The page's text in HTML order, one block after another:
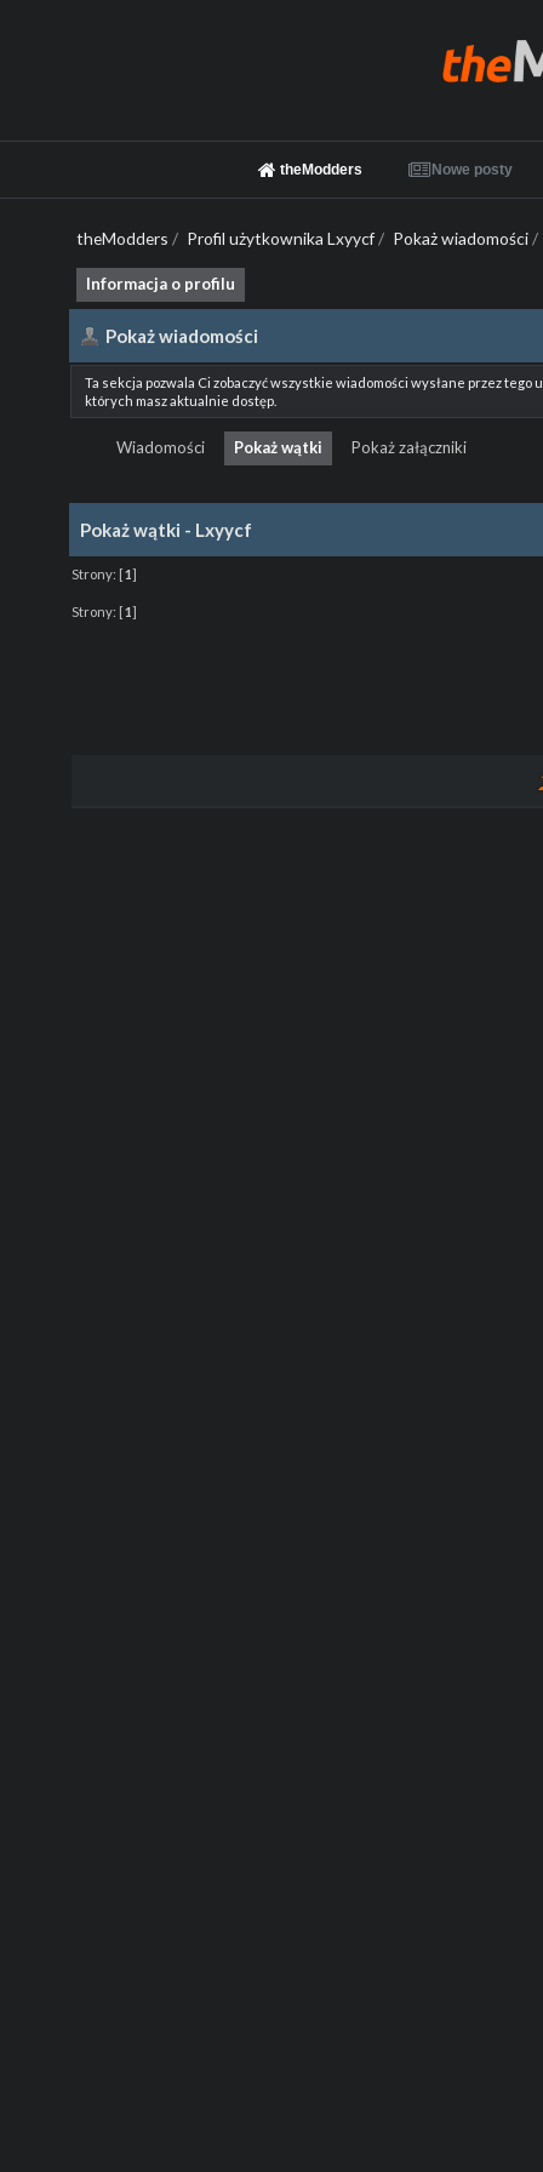
theModders Nowe posty
theModders / Profil użytkownika Lxyycf/ Pokaż wiadomości/
Informacja o profilu
Pokaż wiadomości
Ta sekcja pozwala Ci zobaczyć wszystkie wiadomości wysłane przez
których masz aktualnie dostęp.
Wiadomości Pokaż wątki Pokaż załączniki
Pokaż wątki - Lxyycf
Strony: [1]
Strony: [1]